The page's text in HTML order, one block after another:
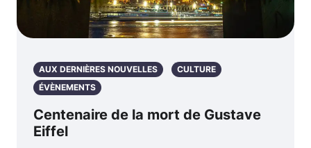
AUX DERNIÈRES NOUVELLES
CULTURE
ÉVÈNEMENTS
Centenaire de la mort de Gustave
Eiffel